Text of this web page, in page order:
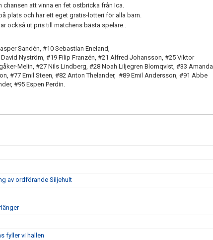
chansen att vinna en fet ostbricka från Ica.
plats och har ett eget gratis-lotteri för alla barn.
också ut pris till matchens bästa spelare..
Sandén, #10 Sebastian Eneland,
Nyström, #19 Filip Franzén, #21 Alfred Johansson, #25 Viktor
Melin, #27 Nils Lindberg, #28 Noah Liljegren Blomqvist, #33 Amanda
#77 Emil Steen, #82 Anton Thelander, #89 Emil Andersson, #91 Abbe
#95 Espen Perdin.
av ordförande Siljehult
fyller vi hallen